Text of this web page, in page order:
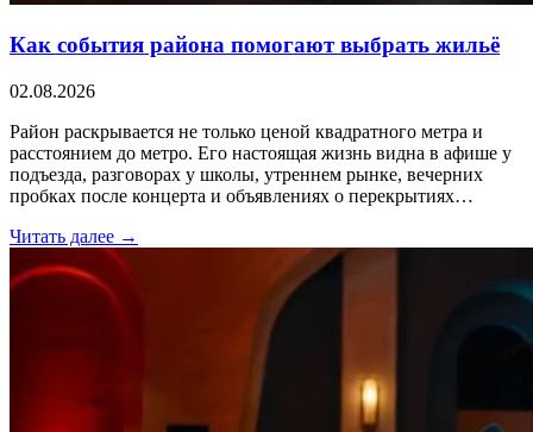
Как события района помогают выбрать жильё
02.08.2026
Район раскрывается не только ценой квадратного метра и
расстоянием до метро. Его настоящая жизнь видна в афише у
подъезда, разговорах у школы, утреннем рынке, вечерних
пробках после концерта и объявлениях о перекрытиях…
Читать далее →